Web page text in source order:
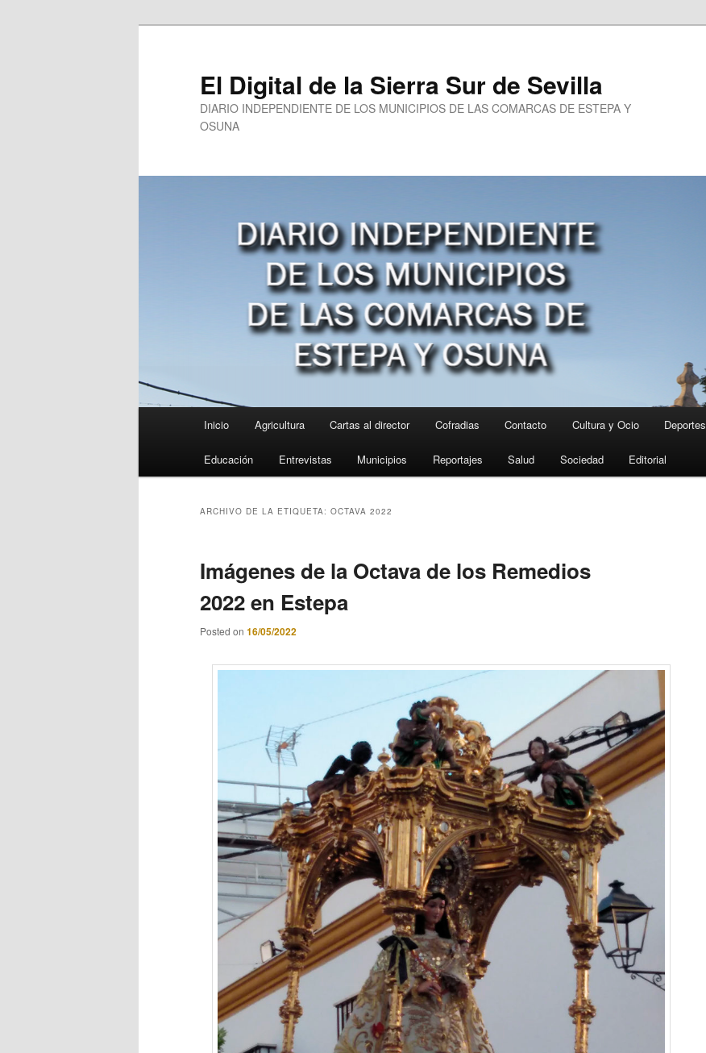
El Digital de la Sierra Sur de Sevilla
DIARIO INDEPENDIENTE DE LOS MUNICIPIOS DE LAS COMARCAS DE ESTEPA Y
OSUNA
Inicio Agricultura Cartas al director Cofradias Contacto Cultura y Ocio Deportes
Educación Entrevistas Municipios Reportajes Salud Sociedad Editorial
ARCHIVO DE LA ETIQUETA: OCTAVA 2022
Imágenes de la Octava de los Remedios
2022 en Estepa
Posted on 16/05/2022